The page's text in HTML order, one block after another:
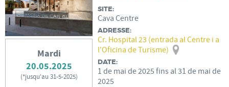
Mardi
20.05.2025
(*jusqu'au 31-5-2025)
SITE:
Cava Centre
ADRESSE:
Cr. Hospital 23 (entrada al Centre i a
l'Oficina de Turisme)
DATE:
1 de mai de2025 fins al31 de mai de
2025